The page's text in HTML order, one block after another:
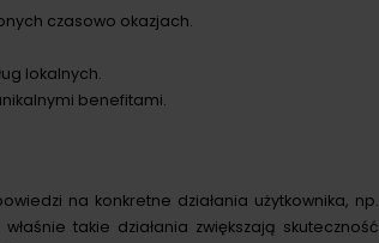
czasowo okazjach.
lokalnych.
benefitami.
na konkretne działania użytkownika, np.
takie działania zwiększają skuteczność